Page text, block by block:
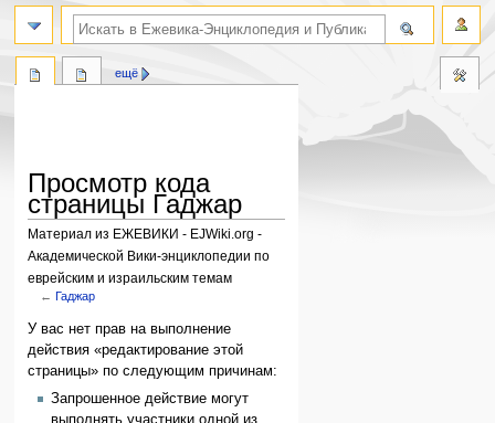
Просмотр кода
страницы Гаджар
Материал из ЕЖЕВИКИ - EJWiki.org -
Академической Вики-энциклопедии по
еврейским и израильским темам
←Гаджар
Перейти
к
навигации
Перейти
к
поиску
У вас нет прав на выполнение
действия «редактирование этой
страницы» по следующим причинам:
Запрошенное действие могут
выполнять участники одной из
ещё
поиск по словам